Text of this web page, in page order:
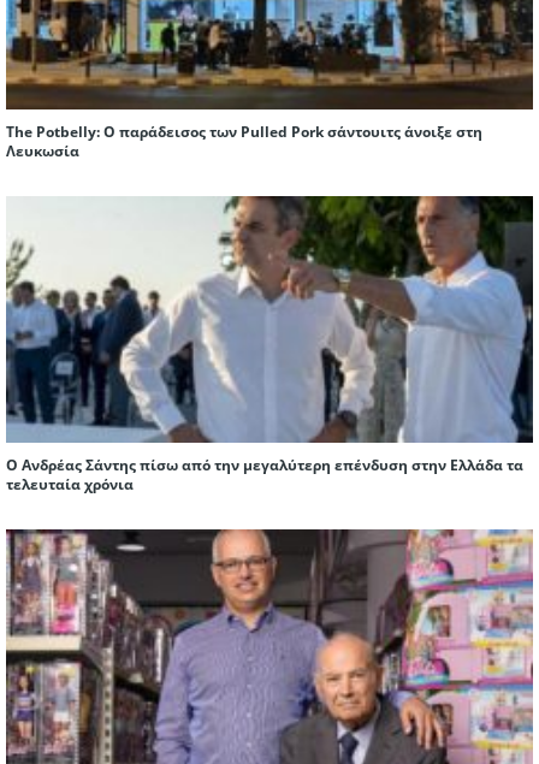
The Potbelly: Ο παράδεισος των Pulled Pork σάντουιτς άνοιξε στη
Λευκωσία
Ο Ανδρέας Σάντης πίσω από την μεγαλύτερη επένδυση στην Ελλάδα τα
τελευταία χρόνια